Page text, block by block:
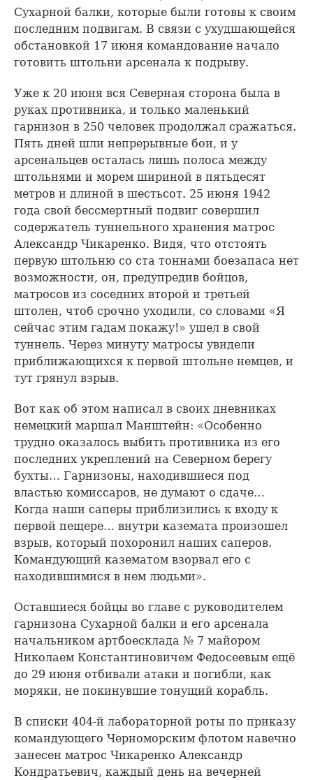
Сухарной балки, которые были готовы к своим
последним подвигам. В связи с ухудшающейся
обстановкой 17 июня командование начало
готовить штольни арсенала к подрыву.
Уже к 20 июня вся Северная сторона была в
руках противника, и только маленький
гарнизон в 250 человек продолжал сражаться.
Пять дней шли непрерывные бои, и у
арсенальцев осталась лишь полоса между
штольнями и морем шириной в пятьдесят
метров и длиной в шестьсот. 25 июня 1942
года свой бессмертный подвиг совершил
содержатель туннельного хранения матрос
Александр Чикаренко. Видя, что отстоять
первую штольню со ста тоннами боезапаса нет
возможности, он, предупредив бойцов,
матросов из соседних второй и третьей
штолен, чтоб срочно уходили, со словами «Я
сейчас этим гадам покажу!» ушел в свой
туннель. Через минуту матросы увидели
приближающихся к первой штольне немцев, и
тут грянул взрыв.
Вот как об этом написал в своих дневниках
немецкий маршал Манштейн: «Особенно
трудно оказалось выбить противника из его
последних укреплений на Северном берегу
бухты… Гарнизоны, находившиеся под
властью комиссаров, не думают о сдаче…
Когда наши саперы приблизились к входу к
первой пещере… внутри каземата произошел
взрыв, который похоронил наших саперов.
Командующий казематом взорвал его с
находившимися в нем людьми».
Оставшиеся бойцы во главе с руководителем
гарнизона Сухарной балки и его арсенала
начальником артбоесклада № 7 майором
Николаем Константиновичем Федосеевым ещё
до 29 июня отбивали атаки и погибли, как
моряки, не покинувшие тонущий корабль.
В списки 404-й лабораторной роты по приказу
командующего Черноморским флотом навечно
занесен матрос Чикаренко Александр
Кондратьевич, каждый день на вечерней